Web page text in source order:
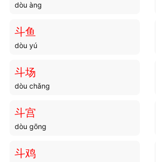
dòu àng
斗鱼
dòu yú
斗场
dòu chǎng
斗宫
dòu gōng
斗鸡